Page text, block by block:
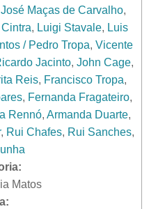
José Maças de Carvalho,
, Luigi Stavale, Luis
/ Pedro Tropa, Vicente
Jacinto, John Cage,
Reis, Francisco Tropa,
, Fernanda Fragateiro,
Rennó, Armanda Duarte,
, Rui Chafes, Rui Sanches,
Matos